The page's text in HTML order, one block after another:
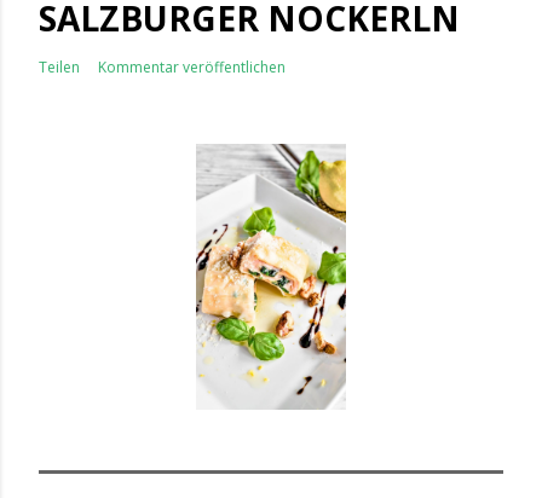
SALZBURGER NOCKERLN
Teilen Kommentar veröffentlichen